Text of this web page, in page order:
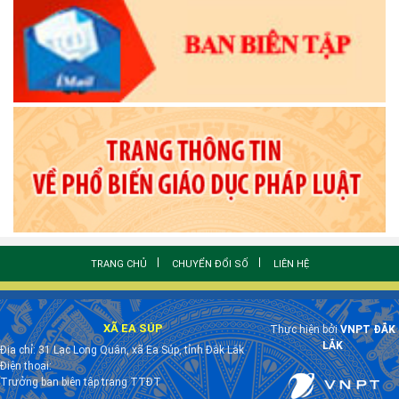
TRANG CHỦ CHUYỂN ĐỔI SỐ LIÊN HỆ
XÃ EA SÚP
Địa chỉ: 31 Lạc Long Quân, xã Ea Súp, tỉnh Đắk Lắk
Điện thoại:
Trưởng ban biên tập trang TTĐT
Thực hiện bởiVNPT ĐẮK
LẮK